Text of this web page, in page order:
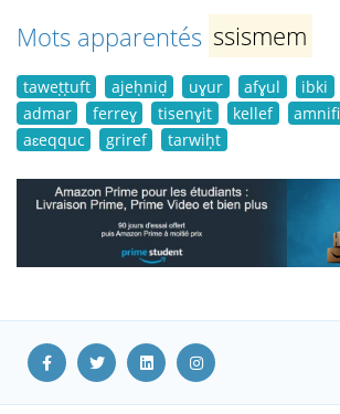
Mots apparentés ssismem
taweṭṭuft ajeḥniḍ uɣur afɣul ibki
admar
ferreɣ tisenɣit kellef amnifi
aɛeqquc
griref tarwiḥt